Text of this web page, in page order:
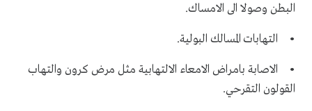
البطن وصولا الى الامساك.
• التهابات المسالك البولية.
• الاصابة بامراض الامعاء الالتهابية مثل مرض كرون والتهاب
القولون التقرحي.